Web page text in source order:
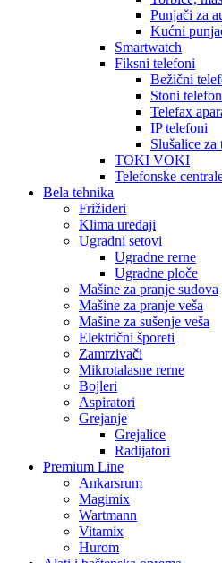
Punjači za
Kućni
Smartwatch
Fiksni telefoni
Bežični
Stoni
Telefax
IP telefoni
Slušalice za
TOKI VOKI
Telefonske
Bela tehnika
Frižideri
Klima uređaji
Ugradni setovi
Ugradne rerne
Ugradne ploče
Mašine za pranje sudova
Mašine za pranje veša
Mašine za sušenje veša
Električni šporeti
Zamrzivači
Mikrotalasne rerne
Bojleri
Aspiratori
Grejanje
Grejalice
Radijatori
Premium Line
Ankarsrum
Magimix
Wartmann
Vitamix
Hurom